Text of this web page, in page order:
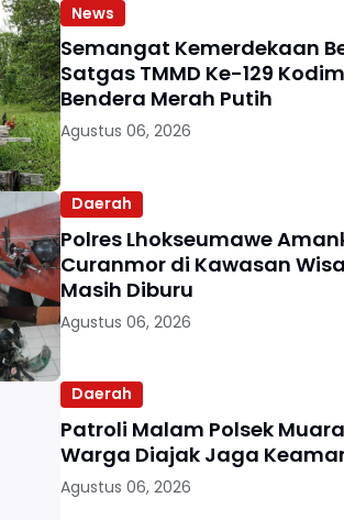
News
Semangat Kemerdekaan
Satgas TMMD Ke-129
Bendera Merah Putih
Agustus 06, 2026
Daerah
Polres Lhokseumawe
Curanmor di Kawasan
Masih Diburu
Agustus 06, 2026
Daerah
Patroli Malam Polsek
Warga Diajak Jaga
Agustus 06, 2026